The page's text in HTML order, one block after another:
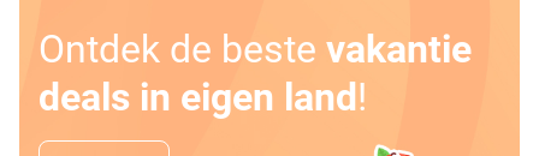
Ontdek de beste vakantie
deals in eigen land!